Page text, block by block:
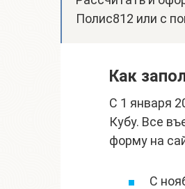
Полис812 или с
Как
С 1 января
Кубу. Все
форму на
С